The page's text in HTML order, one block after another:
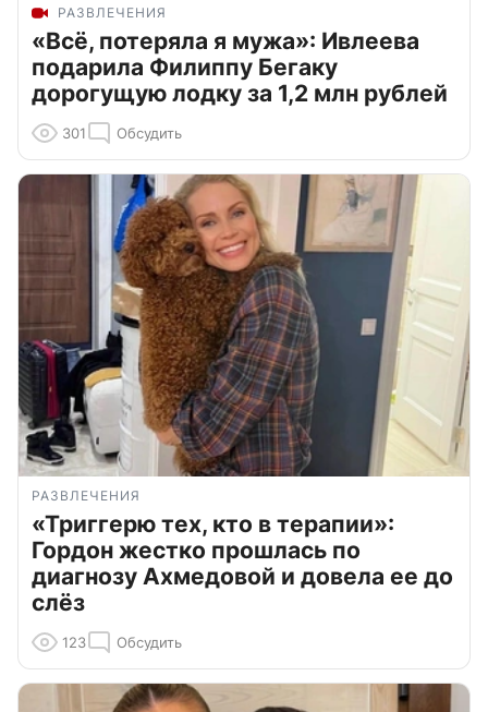
РАЗВЛЕЧЕНИЯ
«Всё, потеряла я мужа»: Ивлеева
подарила Филиппу Бегаку
дорогущую лодку за 1,2 млн рублей
301 Обсудить
РАЗВЛЕЧЕНИЯ
«Триггерю тех, кто в терапии»:
Гордон жестко прошлась по
диагнозу Ахмедовой и довела ее до
слёз
123 Обсудить